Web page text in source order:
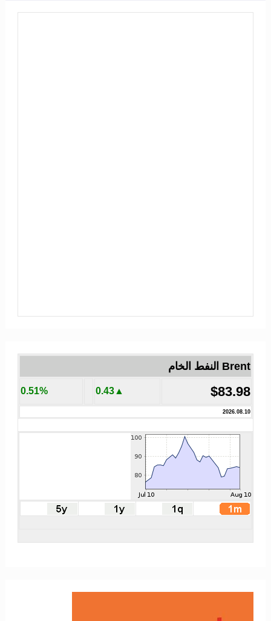
Brent النفط الخام
$83.98
▲0.43
0.51%
2026.08.10